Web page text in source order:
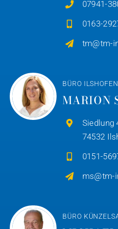
07941-
0163-
tm@tm-
BÜRO ILSHOFEN
MARION
Siedlung
74532
0151-
ms@tm-
BÜRO